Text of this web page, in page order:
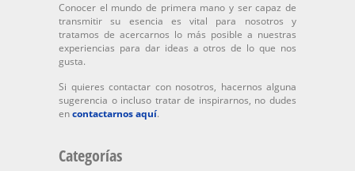
Conocer el mundo de primera mano y ser capaz de
transmitir su esencia es vital para nosotros y
tratamos de acercarnos lo más posible a nuestras
experiencias para dar ideas a otros de lo que nos
gusta.
Si quieres contactar con nosotros, hacernos alguna
sugerencia o incluso tratar de inspirarnos, no dudes
encontactarnos aquí.
Categorías